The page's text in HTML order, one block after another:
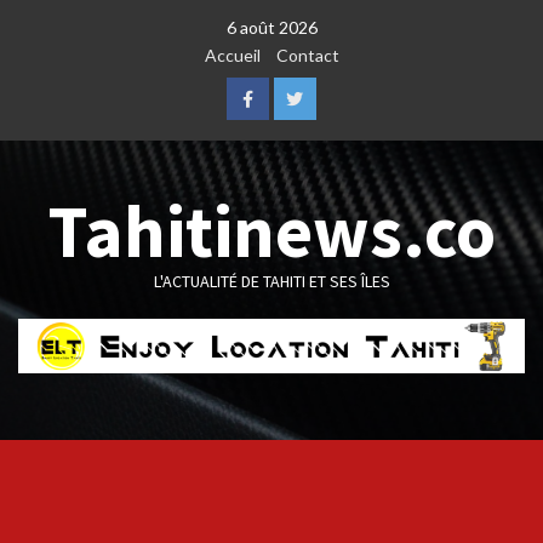
6 août 2026
Accueil
Contact
FacebookTwitter
Tahitinews.co
L'ACTUALITÉ DE TAHITI ET SES ÎLES